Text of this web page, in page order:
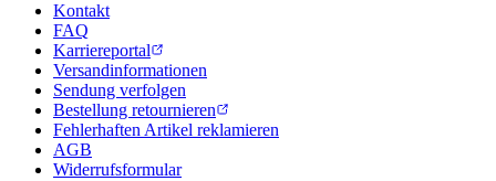
Kontakt
FAQ
Karriereportal
Versandinformationen
Sendung verfolgen
Bestellung retournieren
Fehlerhaften Artikel reklamieren
AGB
Widerrufsformular